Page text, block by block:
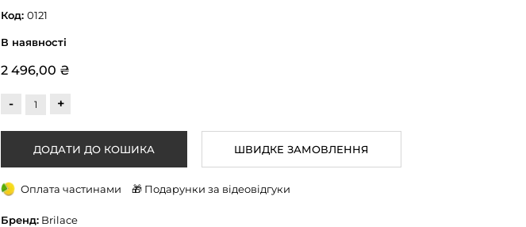
Код: 0121
В наявності
2 496,00 ₴
- +
ШВИДКЕ ЗАМОВЛЕННЯ
Оплата частинами 🎁 Подарунки за відеовідгуки
Бренд: Brilace